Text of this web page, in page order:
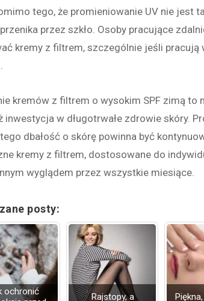
tego, że promieniowanie UV nie jest
przez szkło. Osoby pracujące
kremy z filtrem, szczególnie jeśli
kremów z filtrem o wysokim SPF zimą
inwestycja w długotrwałe zdrowie skóry.
dbałość o skórę powinna być
kremy z filtrem, dostosowane do
wyglądem przez wszystkie miesiące.
posty:
ochronić
Rajstopy, a